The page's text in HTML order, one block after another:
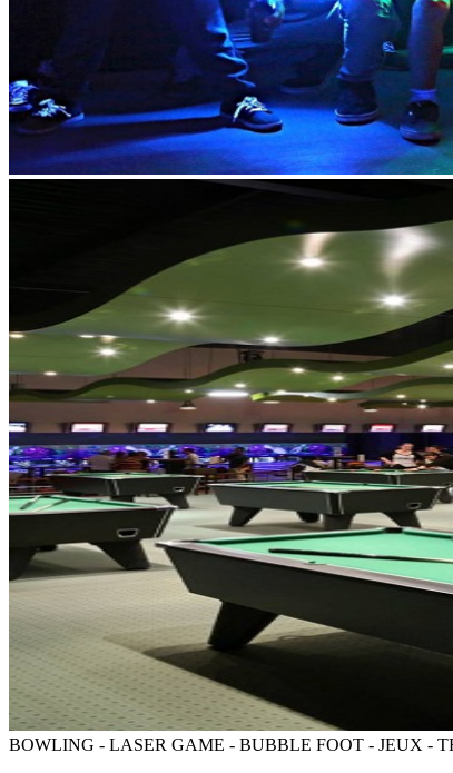
BOWLING - LASER GAME - BUBBLE FOOT - JEUX -